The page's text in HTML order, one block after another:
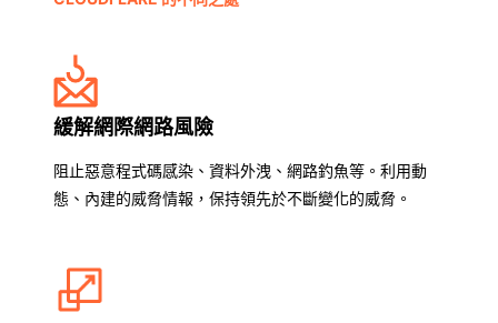
緩解網際網路風險
阻止惡意程式碼感染、資料外洩、網路釣魚等。利用動
態、內建的威脅情報，保持領先於不斷變化的威脅。